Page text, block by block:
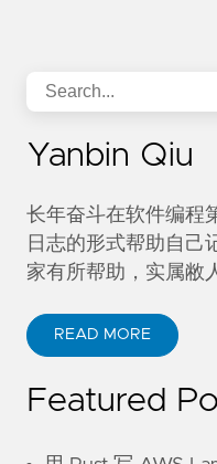
Yanbin Qiu
长年奋斗在软件编程
日志的形式帮助自己
家有所帮助，实属敝
READ MORE
Featured